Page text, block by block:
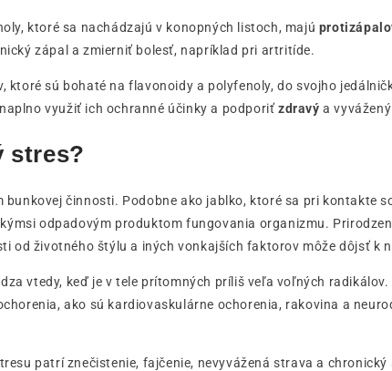
ktoré sa nachádzajú v konopných listoch, majú
zápal a zmierniť bolesť, napríklad pri artritíde.
ktoré sú bohaté na flavonoidy a polyfenoly, do svojho
využiť ich ochranné účinky a podporiťzdravý a vyvážený
stres?
bunkovej činnosti. Podobne ako jablko, ktoré sa pri kontakte
odpadovým produktom fungovania organizmu.
od životného štýlu a iných vonkajších faktorov môže dôjsť k
vtedy, keď je v tele prítomných príliš veľa voľných radikálov.
ako sú kardiovaskulárne ochorenia, rakovina a
patrí znečistenie, fajčenie, nevyvážená strava a chronický